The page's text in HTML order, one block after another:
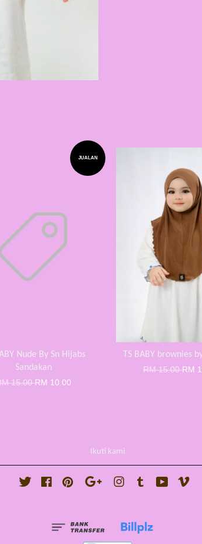
JUALAN
Nude By Sn Hijabs
Sandakan
15.00RM 10.00
TS BABY brownies
RM 15.00RM
Ikuti kami
Twitter FacebookPinterest Google Instagram
Tumblr YouTube